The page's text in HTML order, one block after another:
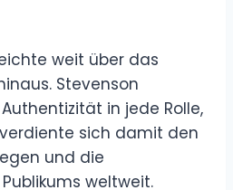
weit über das
Stevenson
in jede Rolle,
sich damit den
und die
weltweit.